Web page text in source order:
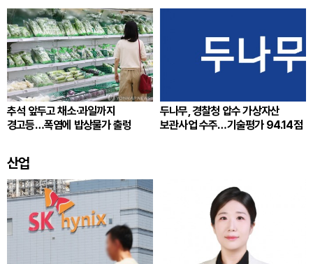
추석 앞두고 채소·과일까지
경고등…폭염에 밥상물가 출렁
두나무, 경찰청 압수 가상자산
보관사업 수주…기술평가 94.14점
산업